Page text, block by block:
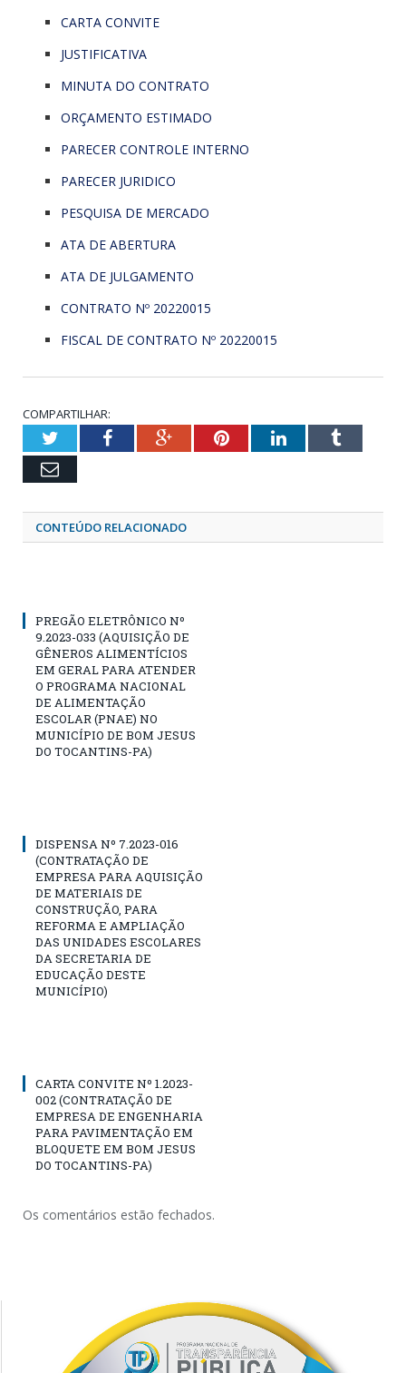
CARTA CONVITE
JUSTIFICATIVA
MINUTA DO CONTRATO
ORÇAMENTO ESTIMADO
PARECER CONTROLE INTERNO
PARECER JURIDICO
PESQUISA DE MERCADO
ATA DE ABERTURA
ATA DE JULGAMENTO
CONTRATO Nº 20220015
FISCAL DE CONTRATO Nº 20220015
COMPARTILHAR:
TwitterFacebookGoogle+PinterestLinkedInTumblr
Email
CONTEÚDO RELACIONADO
PREGÃO ELETRÔNICO Nº
9.2023-033 (AQUISIÇÃO DE
GÊNEROS ALIMENTÍCIOS
EM GERAL PARA ATENDER
O PROGRAMA NACIONAL
DE ALIMENTAÇÃO
ESCOLAR (PNAE) NO
MUNICÍPIO DE BOM JESUS
DO TOCANTINS-PA)
DISPENSA Nº 7.2023-016
(CONTRATAÇÃO DE
EMPRESA PARA AQUISIÇÃO
DE MATERIAIS DE
CONSTRUÇÃO, PARA
REFORMA E AMPLIAÇÃO
DAS UNIDADES ESCOLARES
DA SECRETARIA DE
EDUCAÇÃO DESTE
MUNICÍPIO)
CARTA CONVITE Nº 1.2023-
002 (CONTRATAÇÃO DE
EMPRESA DE ENGENHARIA
PARA PAVIMENTAÇÃO EM
BLOQUETE EM BOM JESUS
DO TOCANTINS-PA)
Os comentários estão fechados.